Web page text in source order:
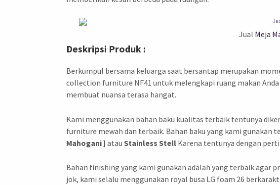
Jual Meja
Deskripsi Produk :
Berkumpul bersama keluarga saat bersantap merupakan
collection furniture NF41 untuk melengkapi ruang makan
membuat nuansa terasa hangat.
Kami menggunakan bahan baku kualitas terbaik tentunya
furniture mewah dan terbaik. Bahan baku yang kami
Mahogani ] atau Stainless Stell Karena tentunya dengan
Bahan finishing yang kami gunakan adalah yang terbaik agar
jok, kami selalu menggunakan royal busa LG foam 26